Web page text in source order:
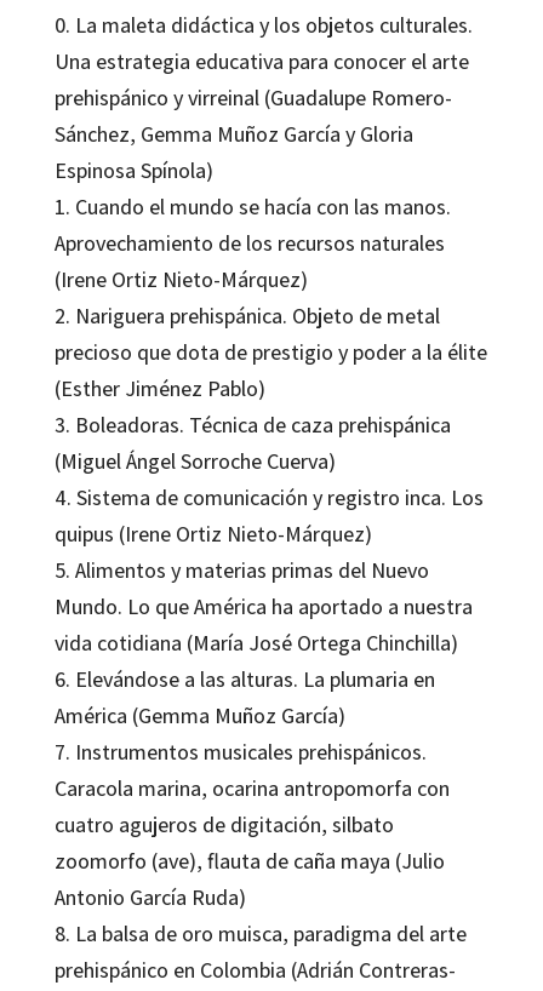
0. La maleta didáctica y los objetos culturales.
Una estrategia educativa para conocer el arte
prehispánico y virreinal (Guadalupe Romero-
Sánchez, Gemma Muñoz García y Gloria
Espinosa Spínola)
1. Cuando el mundo se hacía con las manos.
Aprovechamiento de los recursos naturales
(Irene Ortiz Nieto-Márquez)
2. Nariguera prehispánica. Objeto de metal
precioso que dota de prestigio y poder a la élite
(Esther Jiménez Pablo)
3. Boleadoras. Técnica de caza prehispánica
(Miguel Ángel Sorroche Cuerva)
4. Sistema de comunicación y registro inca. Los
quipus (Irene Ortiz Nieto-Márquez)
5. Alimentos y materias primas del Nuevo
Mundo. Lo que América ha aportado a nuestra
vida cotidiana (María José Ortega Chinchilla)
6. Elevándose a las alturas. La plumaria en
América (Gemma Muñoz García)
7. Instrumentos musicales prehispánicos.
Caracola marina, ocarina antropomorfa con
cuatro agujeros de digitación, silbato
zoomorfo (ave), flauta de caña maya (Julio
Antonio García Ruda)
8. La balsa de oro muisca, paradigma del arte
prehispánico en Colombia (Adrián Contreras-